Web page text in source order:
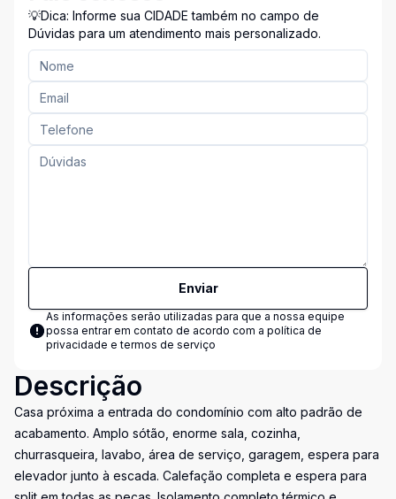
💡Dica: Informe sua CIDADE também no campo de
Dúvidas para um atendimento mais personalizado.
Enviar
As informações serão utilizadas para que a nossa equipe
possa entrar em contato de acordo com a política de
privacidade e termos de serviço
Descrição
Casa próxima a entrada do condomínio com alto padrão de
acabamento. Amplo sótão, enorme sala, cozinha,
churrasqueira, lavabo, área de serviço, garagem, espera para
elevador junto à escada. Calefação completa e espera para